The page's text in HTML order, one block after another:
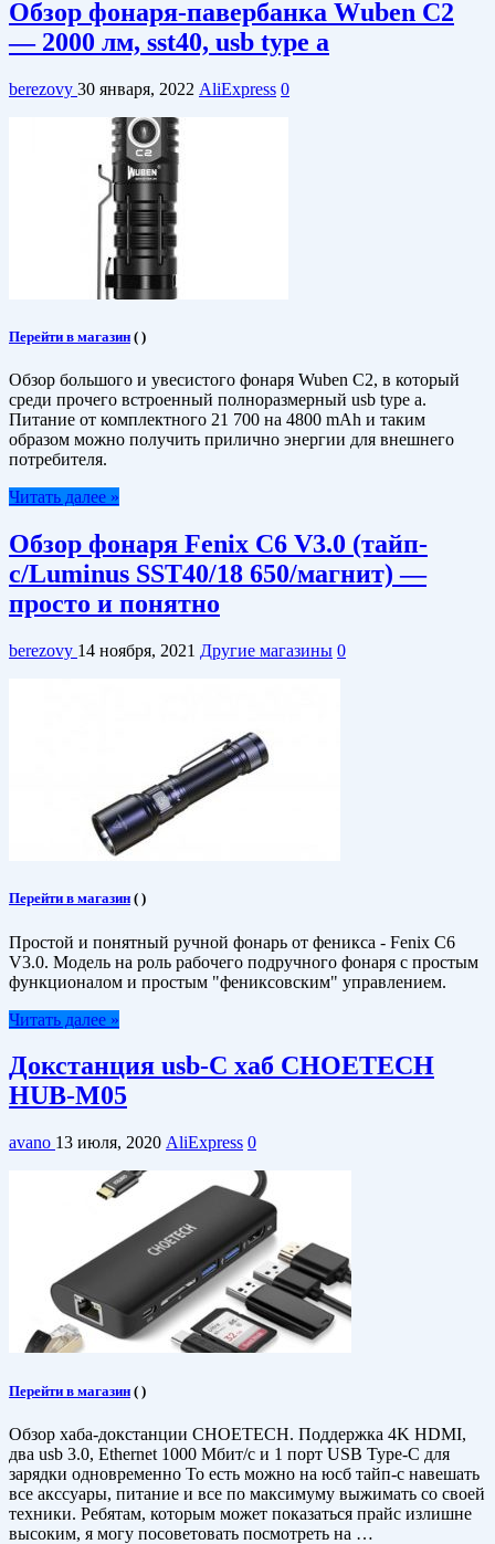
Обзор фонаря-павербанка Wuben C2
— 2000 лм, sst40, usb type a
berezovy 30 января, 2022 AliExpress 0
Перейти в магазин ( )
Обзор большого и увесистого фонаря Wuben C2, в который
среди прочего встроенный полноразмерный usb type a.
Питание от комплектного 21 700 на 4800 mAh и таким
образом можно получить прилично энергии для внешнего
потребителя.
Читать далее »
Обзор фонаря Fenix C6 V3.0 (тайп-
с/Luminus SST40/18 650/магнит) —
просто и понятно
berezovy 14 ноября, 2021 Другие магазины 0
Перейти в магазин ( )
Простой и понятный ручной фонарь от феникса - Fenix C6
V3.0. Модель на роль рабочего подручного фонаря с простым
функционалом и простым "фениксовским" управлением.
Читать далее »
Докстанция usb-C хаб CHOETECH
HUB-M05
avano 13 июля, 2020 AliExpress 0
Перейти в магазин ( )
Обзор хаба-докстанции CHOETECH. Поддержка 4K HDMI,
два usb 3.0, Ethernet 1000 Мбит/с и 1 порт USB Type-C для
зарядки одновременно То есть можно на юсб тайп-с навешать
все акссуары, питание и все по максимуму выжимать со своей
техники. Ребятам, которым может показаться прайс излишне
высоким, я могу посоветовать посмотреть на …